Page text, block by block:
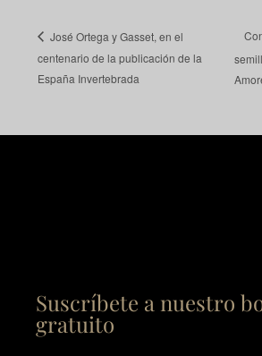
José Ortega y Gasset, en el
centenario de la publicación de la
España Invertebrada
Suscríbete a nuestro
gratuito